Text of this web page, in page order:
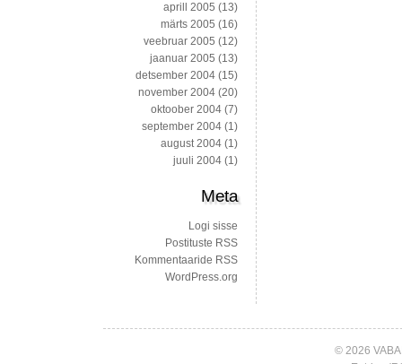
aprill 2005 (13)
märts 2005 (16)
veebruar 2005 (12)
jaanuar 2005 (13)
detsember 2004 (15)
november 2004 (20)
oktoober 2004 (7)
september 2004 (1)
august 2004 (1)
juuli 2004 (1)
Meta
Logi sisse
Postituste RSS
Kommentaaride RSS
WordPress.org
© 2026